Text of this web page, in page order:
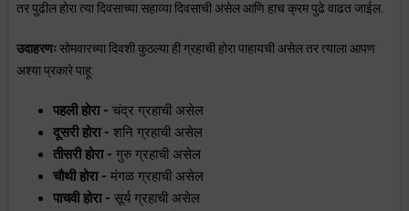
तर पुढील होरा त्या दिवसाच्या सहाव्या दिवसाची असेल आणि हाच क्रम पुढे वाढत जाईल.
उदाहरणःसोमवारच्या दिवशी कुठल्या ही ग्रहाची होरा पाहायची असेल तर त्याला आपण
अश्या प्रकारे पाहू:
पहली होरा - चंद्र ग्रहाची असेल
दूसरी होरा - शनि ग्रहाची असेल
तीसरी होरा - गुरु ग्रहाची असेल
चौथी होरा - मंगळ ग्रहाची असेल
पाचवी होरा - सूर्य ग्रहाची असेल